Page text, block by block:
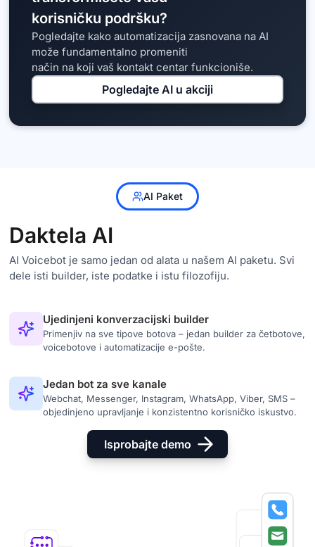
korisničku podršku?
Pogledajte kako automatizacija zasnovana na AI
može fundamentalno promeniti
način na koji vaš kontakt centar funkcioniše.
Pogledajte AI u akciji
AI Paket
Daktela AI
AI Voicebot je samo jedan od alata u našem AI paketu. Svi
dele isti builder, iste podatke i istu filozofiju.
Ujedinjeni konverzacijski builder
Primenjiv na sve tipove botova – jedan builder za četbotove,
voicebotove i automatizacije e-pošte.
Jedan bot za sve kanale
Webchat, Messenger, Instagram, WhatsApp, Viber, SMS –
objedinjeno upravljanje i konzistentno korisničko iskustvo.
Isprobajte demo